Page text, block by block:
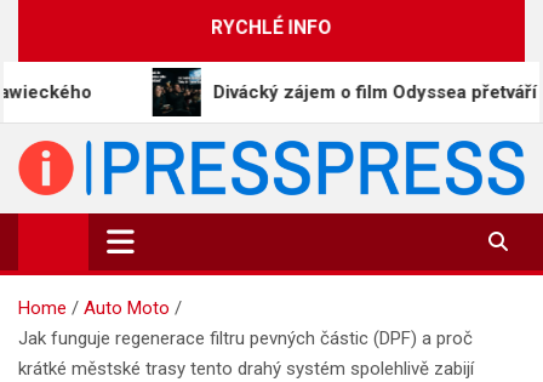
RYCHLÉ INFO
Divácký zájem o film Odyssea přetváří Homéra na
PressPress.cz
Vaše zprávy v souvislostech
Home
Auto Moto
Jak funguje regenerace filtru pevných částic (DPF) a proč
krátké městské trasy tento drahý systém spolehlivě zabijí